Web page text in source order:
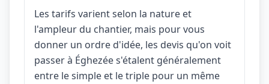
Les tarifs varient selon la nature et
l'ampleur du chantier, mais pour vous
donner un ordre d'idée, les devis qu'on voit
passer à Éghezée s'étalent généralement
entre le simple et le triple pour un même